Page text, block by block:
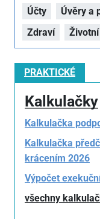
Účty
Úvěry a
Zdraví
PRAKTICKÉ
Kalkulačky
Kalkulačka
Kalkulačka
krácením 2026
Výpočet
všechny